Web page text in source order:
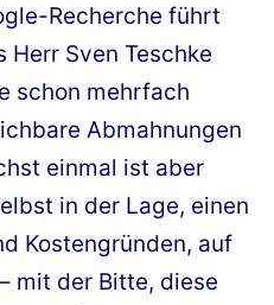
Recherche führt
Herr Sven Teschke
schon mehrfach
Abmahnungen
einmal ist aber
in der Lage, einen
Kostengründen, auf
mit der Bitte, diese